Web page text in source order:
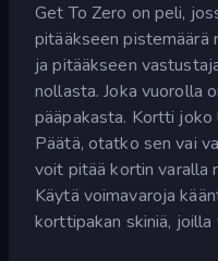
Get To Zero on peli,
pitääkseen pistemäärä
ja pitääkseen
nollasta. Joka vuorolla
pääpakasta. Kortti
Päätä, otatko sen vai
voit pitää kortin varalla
Käytä voimavaroja
korttipakan skiniä,